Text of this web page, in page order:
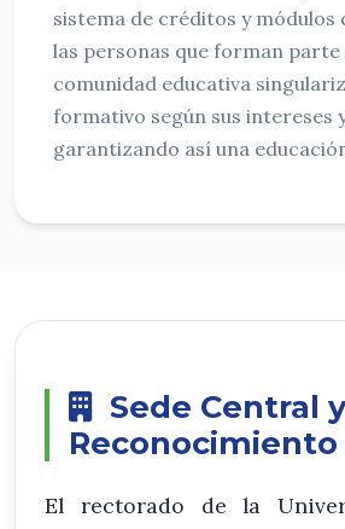
sistema de créditos y módulos
las personas que forman
comunidad educativa
formativo según sus intereses
garantizando así una
Sede Central y
Reconocimiento
El rectorado de la